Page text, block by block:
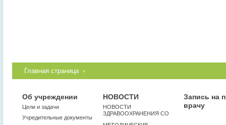
Главная страница
Об учреждении
Цели и задачи
Учредительные документы
НОВОСТИ
НОВОСТИ
ЗДРАВООХРАНЕНИЯ СО
Запись на
врачу